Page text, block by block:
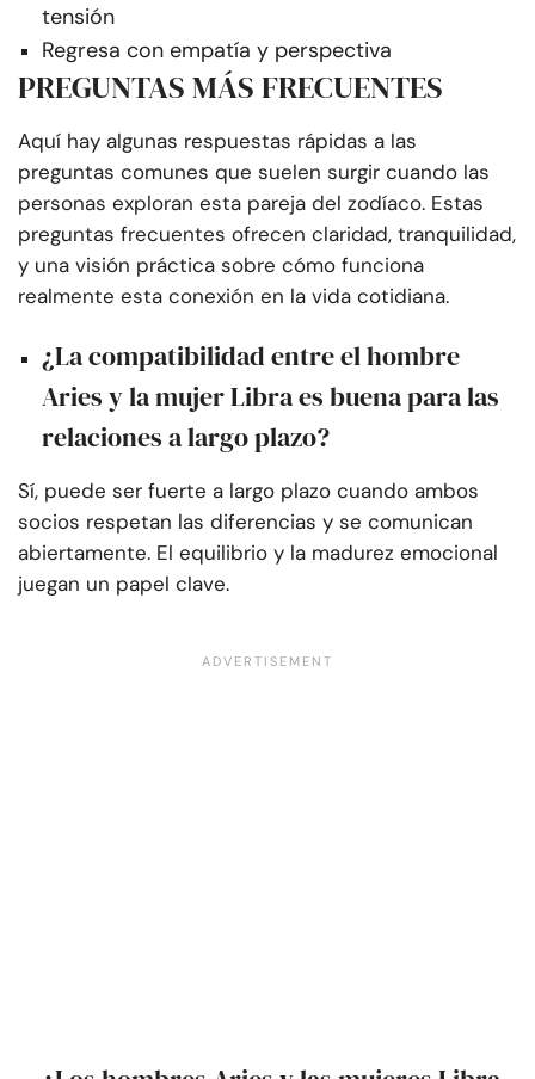
tensión
Regresa con empatía y perspectiva
PREGUNTAS MÁS FRECUENTES
Aquí hay algunas respuestas rápidas a las
preguntas comunes que suelen surgir cuando las
personas exploran esta pareja del zodíaco. Estas
preguntas frecuentes ofrecen claridad, tranquilidad,
y una visión práctica sobre cómo funciona
realmente esta conexión en la vida cotidiana.
¿La compatibilidad entre el hombre
Aries y la mujer Libra es buena para las
relaciones a largo plazo?
Sí, puede ser fuerte a largo plazo cuando ambos
socios respetan las diferencias y se comunican
abiertamente. El equilibrio y la madurez emocional
juegan un papel clave.